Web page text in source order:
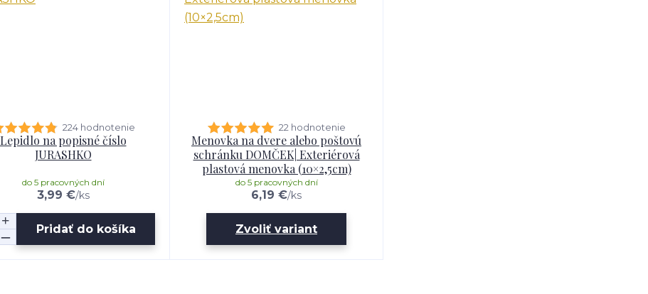
224 hodnotenie
Lepidlo na popisné číslo
JURASHKO
3,99 €/ks
do 5 pracovných dní
Pridať do košíka
22 hodnotenie
Menovka na dvere alebo poštovú
schránku DOMČEK| Exteriérová
plastová menovka (10×2,5cm)
6,19 €/ks
do 5 pracovných dní
Zvoliť variant